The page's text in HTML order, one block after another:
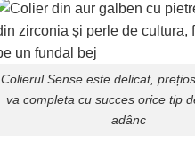
ColierulSense este delicat,
va completa cu succes orice tip
adânc